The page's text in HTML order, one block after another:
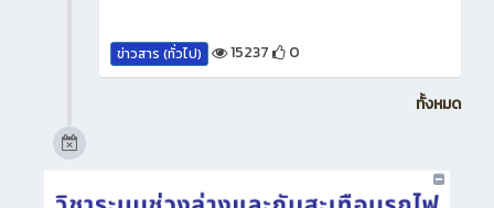
ข่าวสาร (ทั่วไป) 15237 0
ทั้งหมด